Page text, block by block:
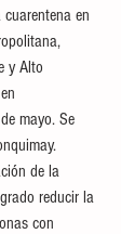
en
y Alto
mayo. Se
de la
reducir la
con